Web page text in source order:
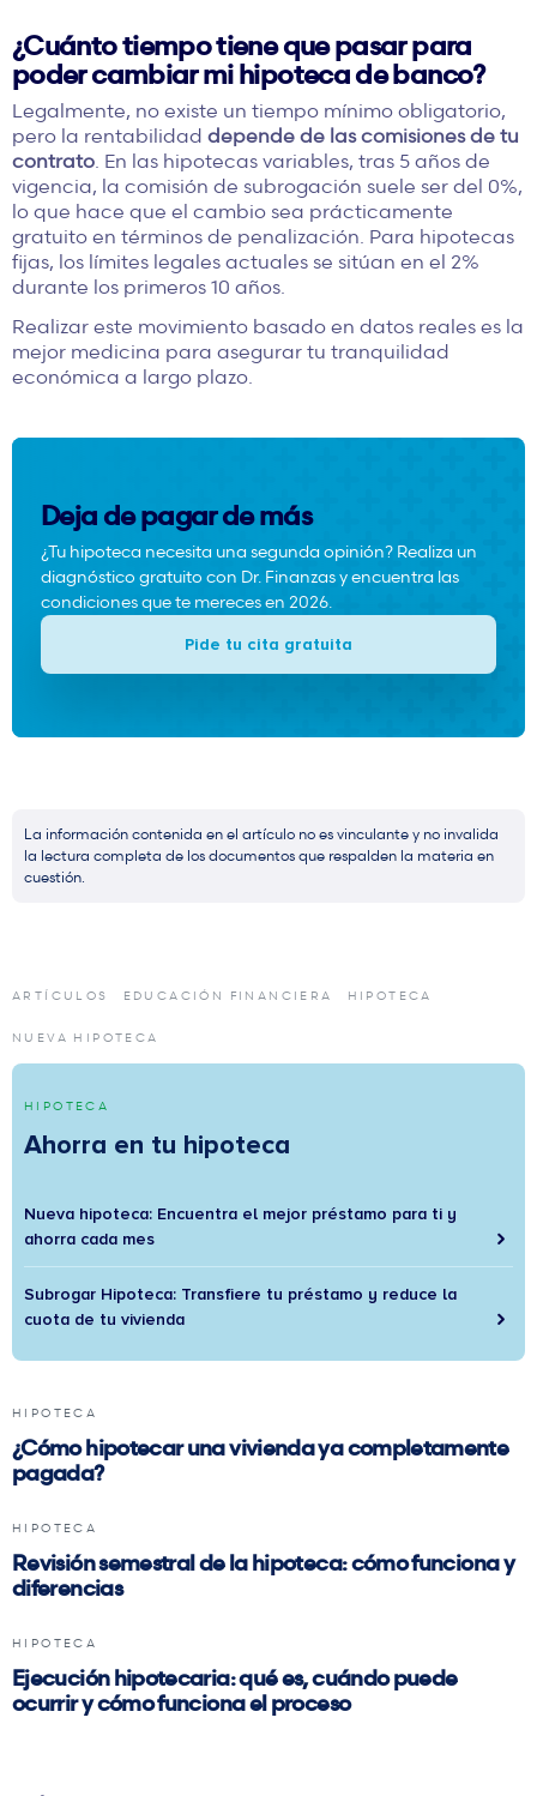
¿Cuánto tiempo tiene que pasar para
poder cambiar mi hipoteca de banco?
Legalmente, no existe un tiempo mínimo obligatorio,
pero la rentabilidad depende de las comisiones de tu
contrato . En las hipotecas variables, tras 5 años de
vigencia, la comisión de subrogación suele ser del 0%,
lo que hace que el cambio sea prácticamente
gratuito en términos de penalización. Para hipotecas
fijas, los límites legales actuales se sitúan en el 2%
durante los primeros 10 años.
Realizar este movimiento basado en datos reales es la
mejor medicina para asegurar tu tranquilidad
económica a largo plazo.
Deja de pagar de más
¿Tu hipoteca necesita una segunda opinión? Realiza un
diagnóstico gratuito con Dr. Finanzas y encuentra las
condiciones que te mereces en 2026.
Pide tu cita gratuita
La información contenida en el artículo no es vinculante y no invalida
la lectura completa de los documentos que respalden la materia en
cuestión.
ARTÍCULOS EDUCACIÓN FINANCIERA HIPOTECA
NUEVA HIPOTECA
HIPOTECA
Ahorra en tu hipoteca
Nueva hipoteca: Encuentra el mejor préstamo para ti y
ahorra cada mes
Subrogar Hipoteca: Transfiere tu préstamo y reduce la
cuota de tu vivienda
HIPOTECA
¿Cómo hipotecar una vivienda ya completamente
pagada?
HIPOTECA
Revisión semestral de la hipoteca: cómo funciona y
diferencias
HIPOTECA
Ejecución hipotecaria: qué es, cuándo puede
ocurrir y cómo funciona el proceso